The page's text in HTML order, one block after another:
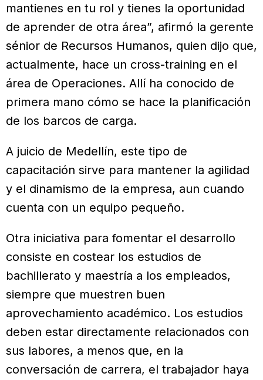
mantienes en tu rol y tienes la oportunidad
de aprender de otra área”, afirmó la gerente
sénior de Recursos Humanos, quien dijo que,
actualmente, hace un cross-training en el
área de Operaciones. Allí ha conocido de
primera mano cómo se hace la planificación
de los barcos de carga.
A juicio de Medellín, este tipo de
capacitación sirve para mantener la agilidad
y el dinamismo de la empresa, aun cuando
cuenta con un equipo pequeño.
Otra iniciativa para fomentar el desarrollo
consiste en costear los estudios de
bachillerato y maestría a los empleados,
siempre que muestren buen
aprovechamiento académico. Los estudios
deben estar directamente relacionados con
sus labores, a menos que, en la
conversación de carrera, el trabajador haya